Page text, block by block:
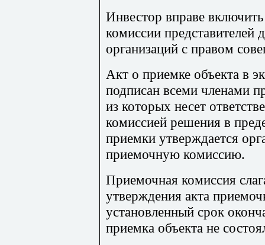
Инвестор вправе
комиссии представителей
организаций с правом
Акт о приемке объекта в
подписан всеми членами
из которых несет
комиссией решения в
приемки утверждается
приемочную комиссию.
Приемочная комиссия
утверждения акта
установленный срок
приемка объекта не